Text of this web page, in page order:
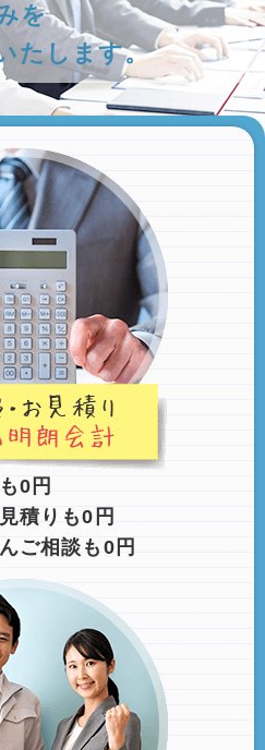
を
たします。
0円
積りも0円
ご相談も0円